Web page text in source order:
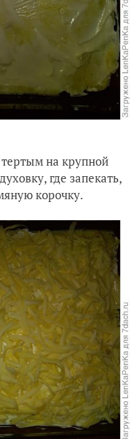
на крупной
где запекать,
корочку.